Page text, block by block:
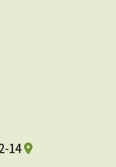
14